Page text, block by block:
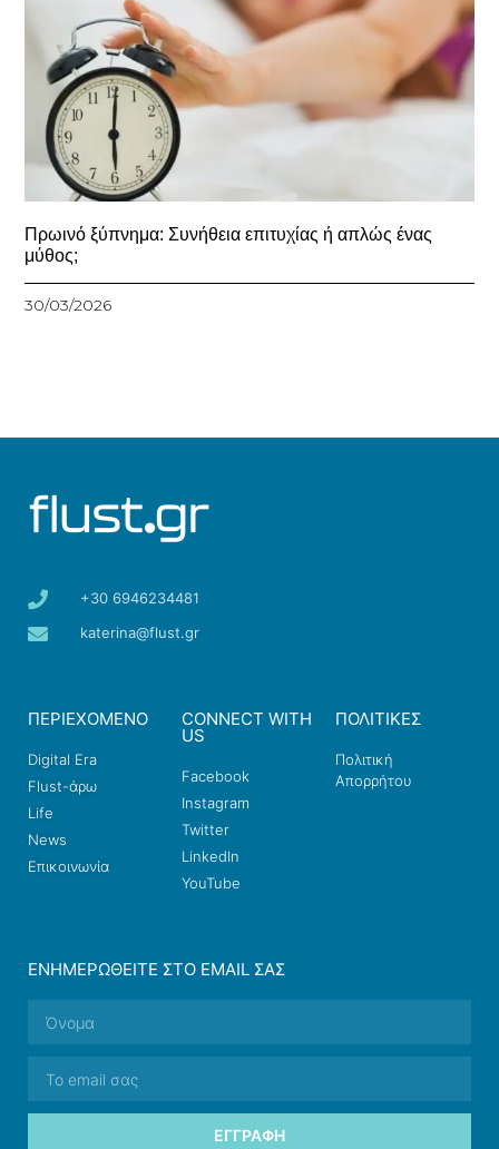
Πρωινό ξύπνημα: Συνήθεια επιτυχίας ή απλώς ένας
μύθος;
30/03/2026
+30 6946234481
katerina@flust.gr
ΠΕΡΙΕΧΟΜΕΝΟ
Digital Era
Flust-άρω
Life
News
Επικοινωνία
CONNECT WITH
US
Facebook
Instagram
Twitter
LinkedIn
YouTube
ΠΟΛΙΤΙΚΕΣ
Πολιτική
Απορρήτου
ΕΝΗΜΕΡΩΘΕΊΤΕ ΣΤΟ EMAIL ΣΑΣ
ΕΓΓΡΑΦΉ